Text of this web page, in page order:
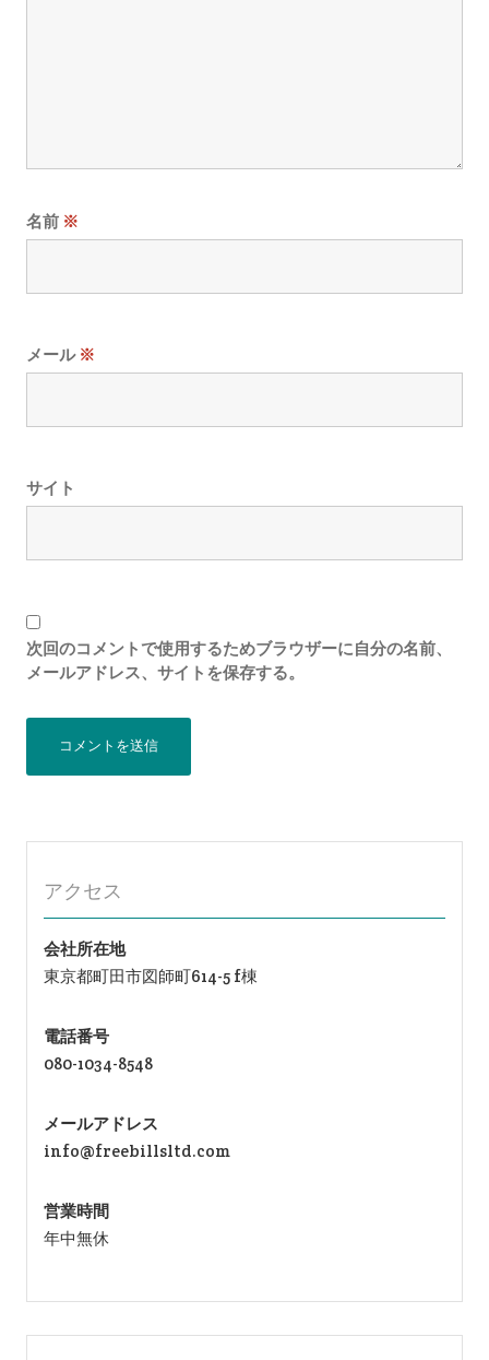
名前 ※
メール ※
サイト
次回のコメントで使用するためブラウザーに自分の名前、
メールアドレス、サイトを保存する。
アクセス
会社所在地
東京都町田市図師町614-5 f棟
電話番号
080-1034-8548
メールアドレス
info@freebillsltd.com
営業時間
年中無休